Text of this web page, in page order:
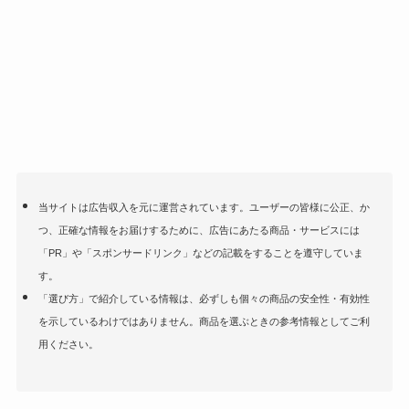
当サイトは広告収入を元に運営されています。ユーザーの皆様に公正、か
つ、正確な情報をお届けするために、広告にあたる商品・サービスには
「PR」や「スポンサードリンク」などの記載をすることを遵守していま
す。
「選び方」で紹介している情報は、必ずしも個々の商品の安全性・有効性
を示しているわけではありません。商品を選ぶときの参考情報としてご利
用ください。